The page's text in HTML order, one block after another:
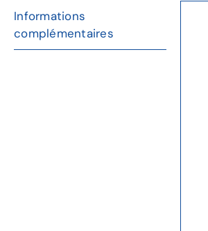
Informations
complémentaires